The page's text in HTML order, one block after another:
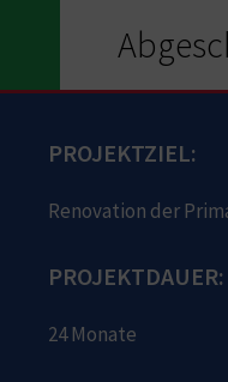
PROJEKTZIEL:
Renovation der
PROJEKTDAUER:
24 Monate